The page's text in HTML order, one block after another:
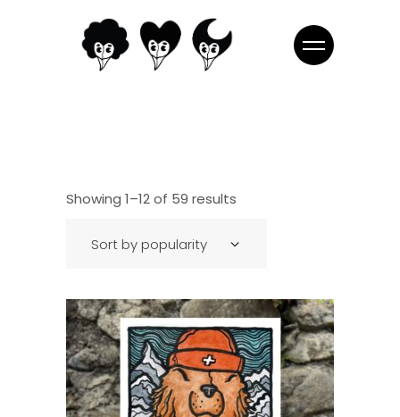
Showing 1–12 of 59 results
Sort by popularity